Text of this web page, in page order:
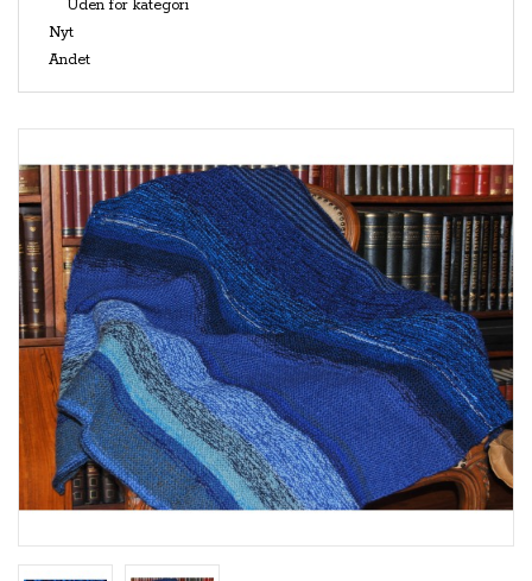
Uden for kategori
Nyt
Andet